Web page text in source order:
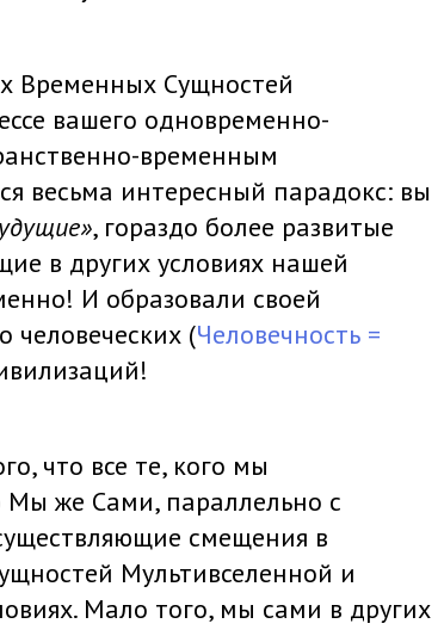
Временных Сущностей
вашего одновременно-
временным
весьма интересный парадокс: вы
, гораздо более развитые
в других условиях нашей
И образовали своей
человеческих (Человечность =
что все те, кого мы
Мы же Сами, параллельно с
смещения в
Мультивселенной и
Мало того, мы сами в других